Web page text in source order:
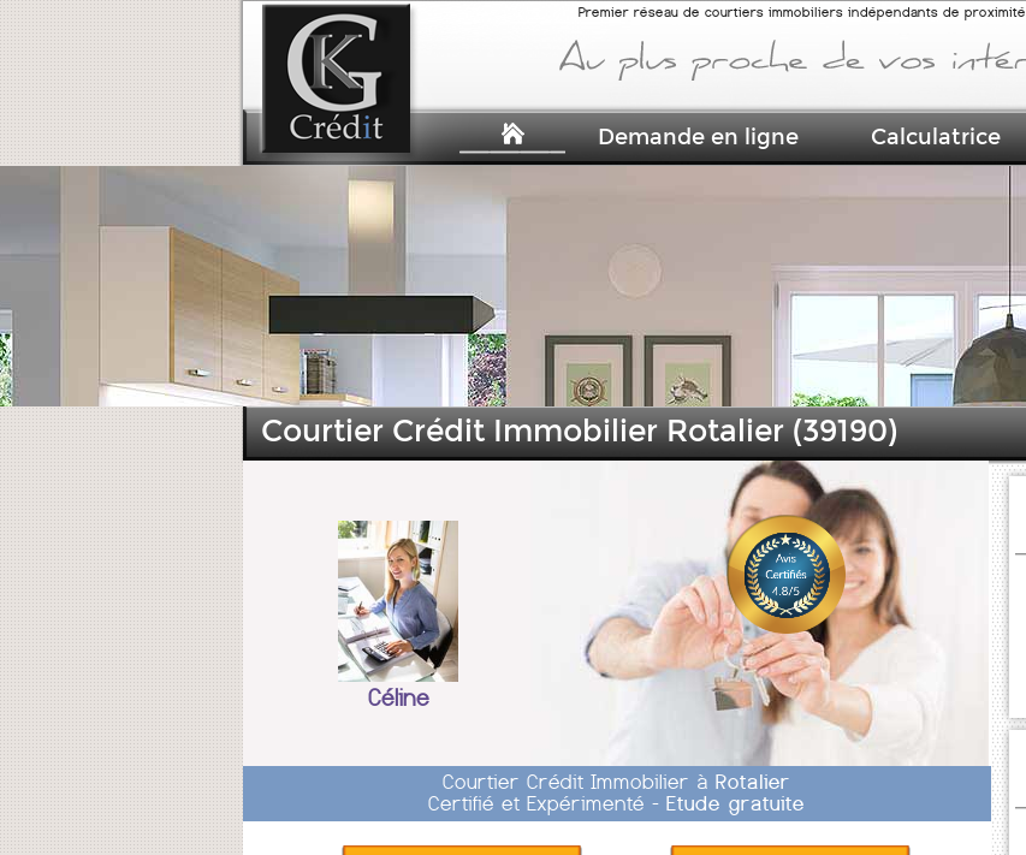
Courtier Crédit Immobilier Rotalier (39190)
Céline
Courtier Crédit Immobilier àRotalier
Certifié et Expérimenté -Etude gratuite
150 000 euros
Premier réseau de courtiers immobiliers indépendants de proximité
Demande en ligne Calculatrice